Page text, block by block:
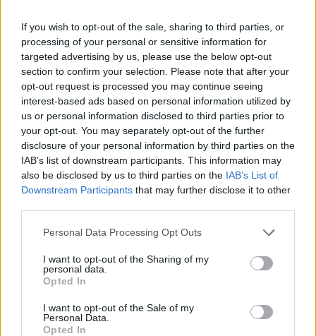
If you wish to opt-out of the sale, sharing to third parties, or
processing of your personal or sensitive information for
targeted advertising by us, please use the below opt-out
section to confirm your selection. Please note that after your
opt-out request is processed you may continue seeing
interest-based ads based on personal information utilized by
us or personal information disclosed to third parties prior to
your opt-out. You may separately opt-out of the further
disclosure of your personal information by third parties on the
IAB’s list of downstream participants. This information may
also be disclosed by us to third parties on the IAB’s List of
Downstream Participants that may further disclose it to other
Please note that this website/app uses one or more Google
not limited to your visit or usage behaviour. You may click to
grant or deny consent to Google and its third-party tags to
use your data for below specified purposes in below Google
consent section.
Personal Data Processing Opt Outs
I want to opt-out of the Sharing of my
personal data.
Opted In
I want to opt-out of the Sale of my
Personal Data.
Opted In
riválisát.
A jelenetet fedélzeti kamerás és légi felvételek is
megörökítették, amik különösen látványosan
mutatták meg, milyen pontosan helyezte el autóját
Albon a két versenygép között.
Player
is
This
modal
is not supported.